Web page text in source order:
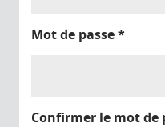
Mot de passe*
Confirmer le mot de